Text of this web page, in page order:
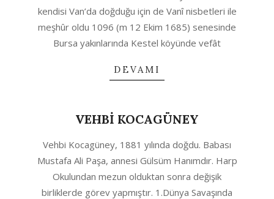
kendisi Van’da doğduğu için de Vanî nisbetleri ile
meşhûr oldu 1096 (m 12 Ekim 1685) senesinde
Bursa yakınlarında Kestel köyünde vefât
DEVAMI
VEHBİ KOCAGÜNEY
04-
29
Vehbi Kocagüney, 1881 yılında doğdu. Babası
Mustafa Ali Paşa, annesi Gülsüm Hanımdır. Harp
Okulundan mezun olduktan sonra değişik
birliklerde görev yapmıştır. 1.Dünya Savaşında